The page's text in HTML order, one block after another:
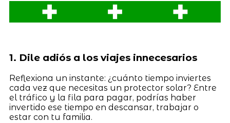
1. Dile adiós a los viajes innecesarios
Reflexiona un instante: ¿cuánto tiempo inviertes
cada vez que necesitas un protector solar? Entre
el tráfico y la fila para pagar, podrías haber
invertido ese tiempo en descansar, trabajar o
estar con tu familia.